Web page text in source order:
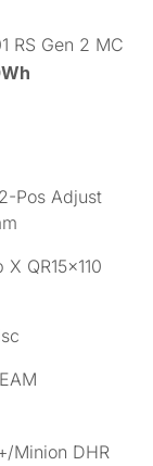
RS Gen 2 MC
Pos Adjust
QR15x110
Minion DHR